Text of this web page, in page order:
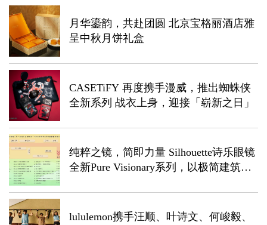
月华鎏韵，共赴团圆 北京宝格丽酒店雅
呈中秋月饼礼盒
CASETiFY 再度携手漫威，推出蜘蛛侠
全新系列 战衣上身，迎接「崭新之日」
纯粹之镜，简即力量 Silhouette诗乐眼镜
全新Pure Visionary系列，以极简建筑艺
lululemon携手汪顺、叶诗文、何峻毅、